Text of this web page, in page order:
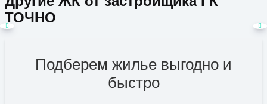
ТОЧНО
Подберем жилье выгодно и
быстро